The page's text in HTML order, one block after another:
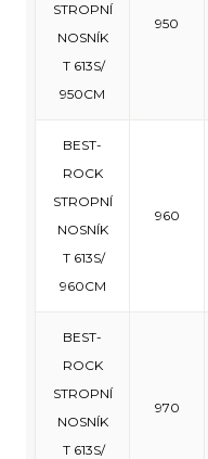
STROPNÍ
NOSNÍK
T 613S/
950CM
950
BEST-
ROCK
STROPNÍ
NOSNÍK
T 613S/
960CM
960
BEST-
ROCK
STROPNÍ
NOSNÍK
T 613S/
970